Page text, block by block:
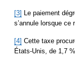
[3] Le paiement
s’annule lorsque
[4] Cette taxe
États-Unis, de 1,7